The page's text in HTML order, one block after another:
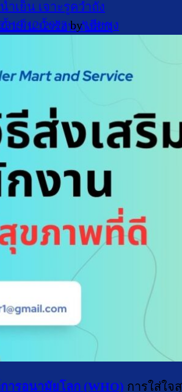
ำเย็น เจาะรูคว่ำถัง
ำเย็น น้ำร้อน ถังล่าง
ำเย็น น้ำร้อน สแตนเลส
น้ำเย็น มือกดเท้าเหยียบ
เย็น
รองน้ำ
น
19/12/2023 byเฮียชุง
ารอนามัยโลก (WHO) การใส่ใจ